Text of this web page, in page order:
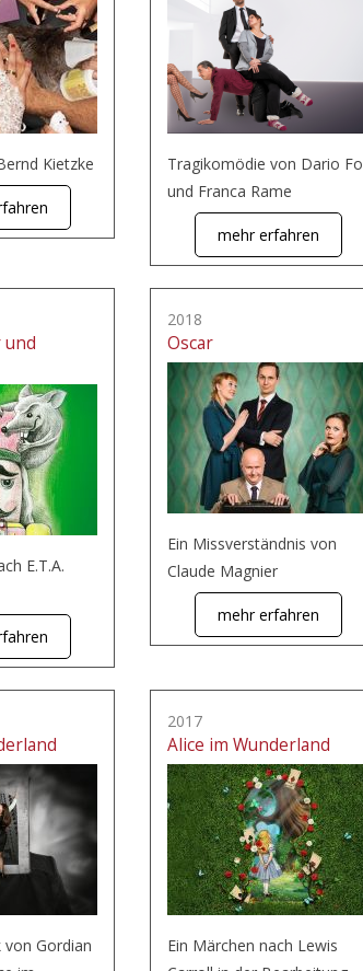
Kietzke
Tragikomödie von Dario Fo
und Franca Rame
mehr erfahren
und
E.T.A.
2018
Oscar
Ein Missverständnis von
Claude Magnier
mehr erfahren
von Gordian
2017
Alice im Wunderland
Ein Märchen nach Lewis